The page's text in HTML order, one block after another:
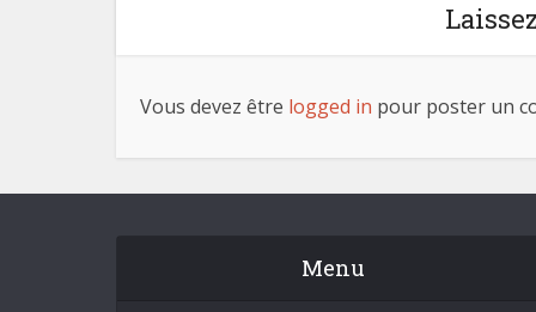
Vous devez être logged in pour poster un
Menu